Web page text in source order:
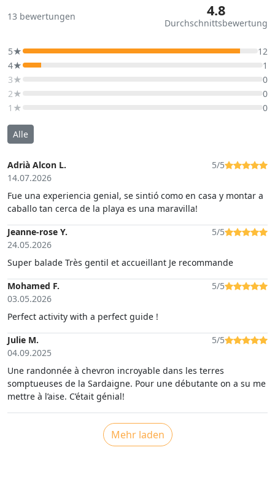
13 bewertungen 4.8
Durchschnittsbewertung
5★
12
4★
1
3★
0
2★
0
1★
0
Alle
Adrià Alcon L.
14.07.2026
5/5
Fue una experiencia genial, se sintió como en casa y montar a
caballo tan cerca de la playa es una maravilla!
Jeanne-rose Y.
24.05.2026
5/5
Super balade Très gentil et accueillant Je recommande
Mohamed F.
03.05.2026
5/5
Perfect activity with a perfect guide !
Julie M.
04.09.2025
5/5
Une randonnée à chevron incroyable dans les terres
somptueuses de la Sardaigne. Pour une débutante on a su me
mettre à l’aise. C’était génial!
Mehr laden